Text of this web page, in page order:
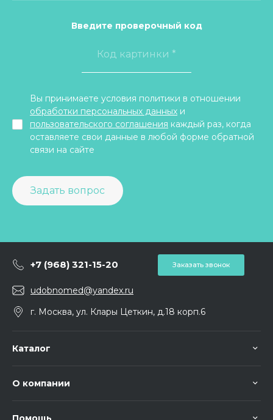
Введите проверочный код
Задать вопрос
Вы принимаете условия политики в отношении
обработки персональных данных и
пользовательского соглашения каждый раз, когда
оставляете свои данные в любой форме обратной
связи на сайте
+7 (968) 321-15-20 Заказать звонок
udobnomed@yandex.ru
г. Москва, ул. Клары Цеткин, д.18 корп.6
Каталог
О компании